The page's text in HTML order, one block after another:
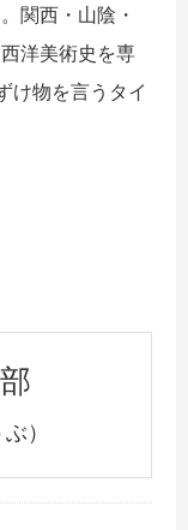
関西・山陰・
洋美術史を専
け物を言うタイ
）